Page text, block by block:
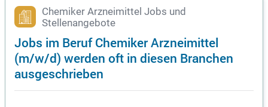
Chemiker Arzneimittel Jobs und
Stellenangebote
Jobs im Beruf Chemiker Arzneimittel
(m/w/d) werden oft in diesen Branchen
ausgeschrieben